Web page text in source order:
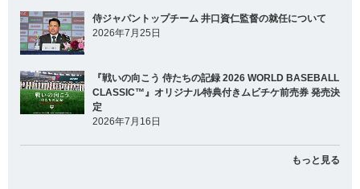
侍ジャパントップチーム 井口資仁監督の就任について
2026年7月25日
『戦いの向こう 侍たちの記録 2026 WORLD BASEBALL
CLASSIC™』オリジナル特典付きムビチケ前売券 発売決
定
2026年7月16日
もっと見る